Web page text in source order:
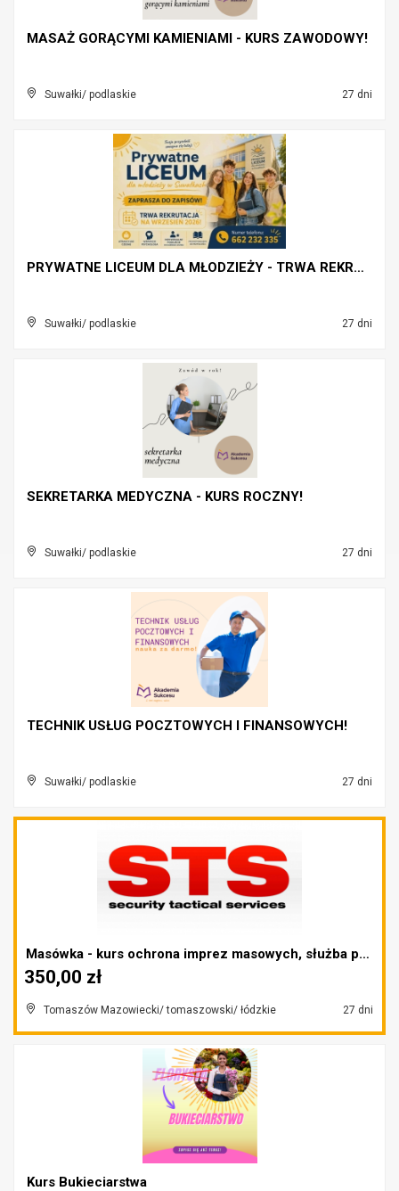
MASAŻ GORĄCYMI KAMIENIAMI - KURS ZAWODOWY!
Suwałki/ podlaskie 27 dni
PRYWATNE LICEUM DLA MŁODZIEŻY - TRWA REKRUTACJA!
Suwałki/ podlaskie 27 dni
SEKRETARKA MEDYCZNA - KURS ROCZNY!
Suwałki/ podlaskie 27 dni
TECHNIK USŁUG POCZTOWYCH I FINANSOWYCH!
Suwałki/ podlaskie 27 dni
Masówka - kurs ochrona imprez masowych, służba por...
Tomaszów Mazowiecki/ tomaszowski/ łódzkie 27 dni
350,00 zł
Kurs Bukieciarstwa